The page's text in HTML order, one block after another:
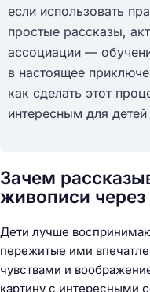
если использовать
простые рассказы,
ассоциации —
в настоящее
как сделать этот
интересным для
Зачем
живописи
Дети лучше
пережитые ими
чувствами и
картину с интересными